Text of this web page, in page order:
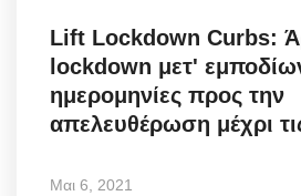
Style Adorés
Entertainment
Lift Lockdown Curbs:
lockdown μετ'
ημερομηνίες προς την
απελευθέρωση μέχρι
Μαι 6, 2021